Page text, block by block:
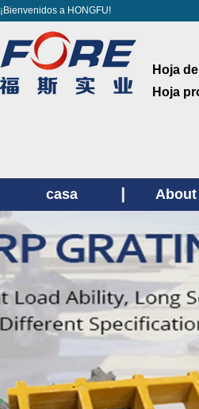
¡Bienvenidos a HONGFU!
Hoja
Hoja
casa